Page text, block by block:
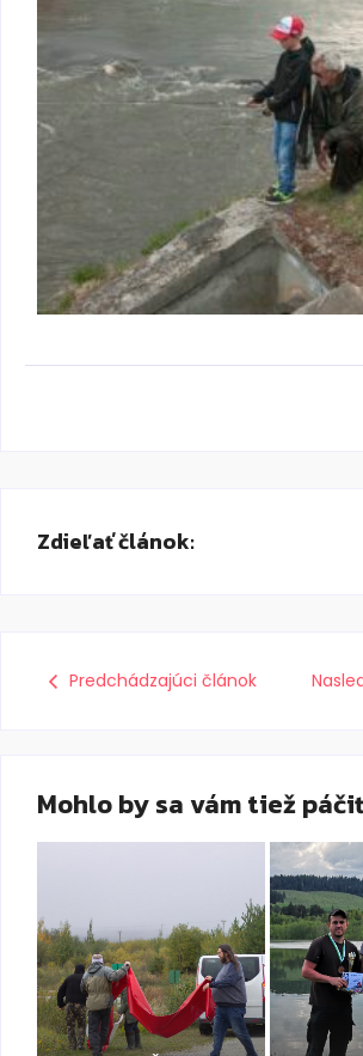
Zdieľať článok:
Predchádzajúci článok
Mohlo by sa vám tiež